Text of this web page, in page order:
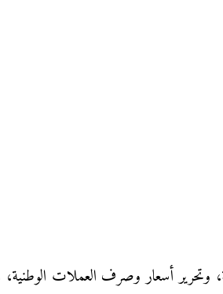
وتحرير أسعار وصرف العملات